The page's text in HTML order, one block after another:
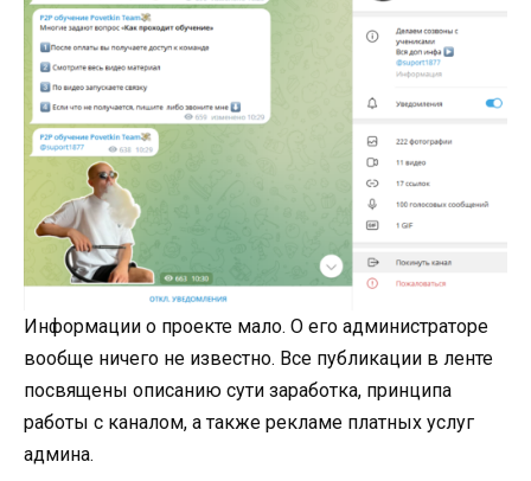
Информации о проекте мало. О его администраторе
вообще ничего не известно. Все публикации в ленте
посвящены описанию сути заработка, принципа
работы с каналом, а также рекламе платных услуг
админа.